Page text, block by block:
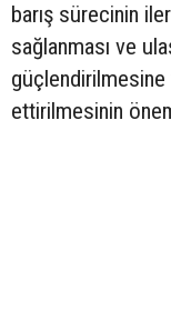
barış sürecinin
sağlanması ve
güçlendirilmesine
ettirilmesinin